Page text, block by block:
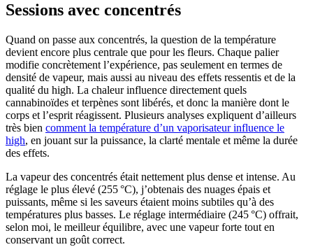
Sessions avec concentrés
Quand on passe aux concentrés, la question de la température
devient encore plus centrale que pour les fleurs. Chaque palier
modifie concrètement l’expérience, pas seulement en termes de
densité de vapeur, mais aussi au niveau des effets ressentis et de la
qualité du high. La chaleur influence directement quels
cannabinoïdes et terpènes sont libérés, et donc la manière dont le
corps et l’esprit réagissent. Plusieurs analyses expliquent d’ailleurs
très bien comment la température d’un vaporisateur influence le
high, en jouant sur la puissance, la clarté mentale et même la durée
des effets.
La vapeur des concentrés était nettement plus dense et intense. Au
réglage le plus élevé (255 °C), j’obtenais des nuages épais et
puissants, même si les saveurs étaient moins subtiles qu’à des
températures plus basses. Le réglage intermédiaire (245 °C) offrait,
selon moi, le meilleur équilibre, avec une vapeur forte tout en
conservant un goût correct.